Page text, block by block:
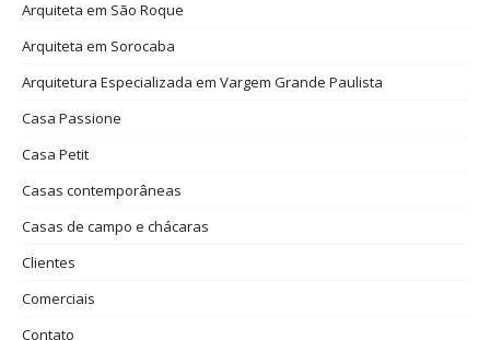
Arquiteta em São Roque
Arquiteta em Sorocaba
Arquitetura Especializada em Vargem Grande Paulista
Casa Passione
Casa Petit
Casas contemporâneas
Casas de campo e chácaras
Clientes
Comerciais
Contato